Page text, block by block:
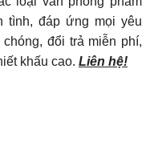
tình, đáp ứng mọi yêu
đổi trả miễn phí,
khấu cao. Liên hệ!